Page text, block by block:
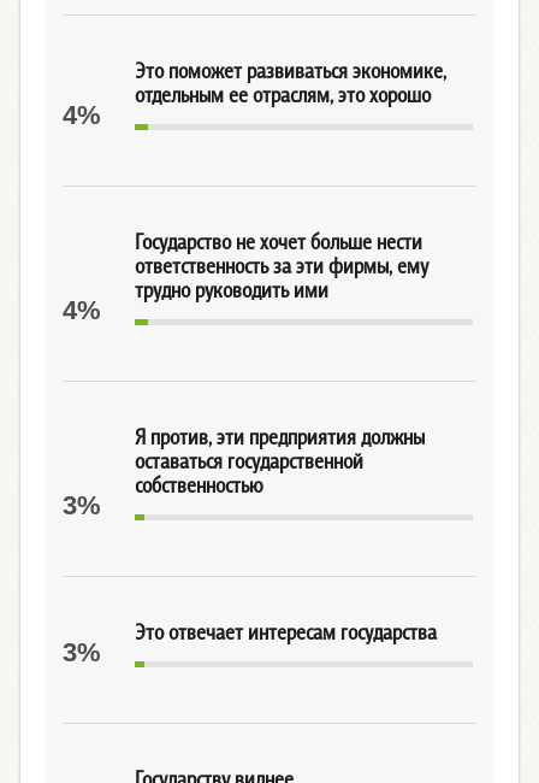
Это поможет развиваться экономике,
отдельным ее отраслям, это хорошо
4%
Государство не хочет больше нести
ответственность за эти фирмы, ему
трудно руководить ими
4%
Я против, эти предприятия должны
оставаться государственной
собственностью
3%
Это отвечает интересам государства
3%